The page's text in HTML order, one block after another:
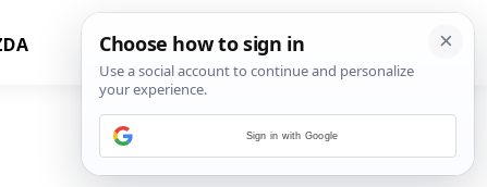
Sign in with Google